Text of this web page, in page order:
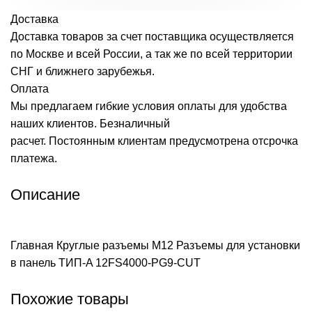
Доставка
Доставка товаров за счет поставщика осуществляется
по Москве и всей России, а так же по всей территории
СНГ и ближнего зарубежья.
Оплата
Мы предлагаем гибкие условия оплаты для удобства
наших клиентов. Безналичный
расчет. Постоянным клиентам предусмотрена отсрочка
платежа.
Описание
Главная Круглые разъемы M12 Разъемы для установки
в панель ТИП-A 12FS4000-PG9-CUT
Похожие товары